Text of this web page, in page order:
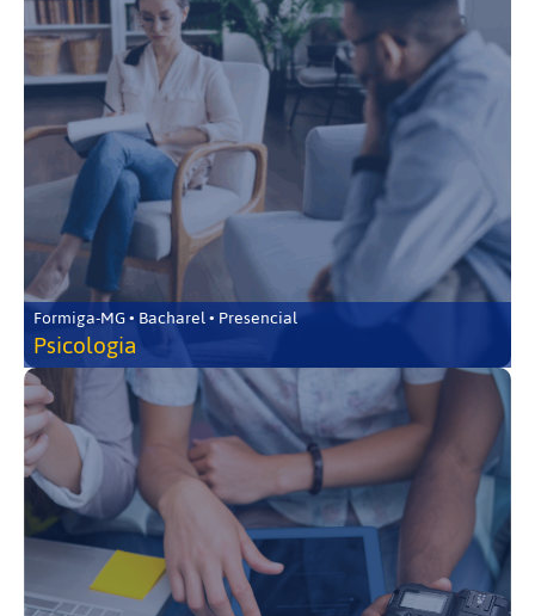
Formiga-MG • Bacharel • Presencial
Psicologia